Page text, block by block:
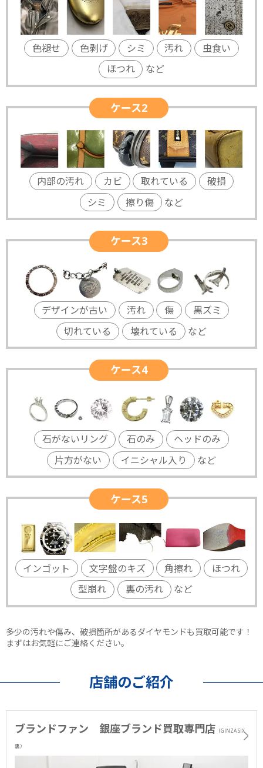
色褪せ 色剥げ シミ 汚れ
虫食い
ほつれ
など
ケース2
内部の汚れ カビ 取れている
破損
シミ
擦り傷 など
ケース3
デザインが古い 汚れ 傷
黒ズミ
切れている
壊れている など
ケース4
石がないリング 石のみ
ヘッドのみ
片方がない
イニシャル入り など
ケース5
インゴット 文字盤のキズ 角擦れ
ほつれ
型崩れ
裏の汚れ など
多少の汚れや傷み、破損箇所があるダイヤモンドも買取可能です！
まずはお気軽にご連絡ください。
店舗のご紹介
ブランドファン 銀座ブランド買取専門店 （GINZA SIX
裏）